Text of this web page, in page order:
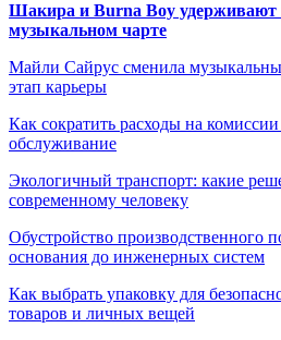
Шакира и Burna Boy удерживают
музыкальном чарте
Майли Сайрус сменила
этап карьеры
Как сократить расходы на
обслуживание
Экологичный транспорт: какие
современному человеку
Обустройство производственного
основания до инженерных систем
Как выбрать упаковку для
товаров и личных вещей